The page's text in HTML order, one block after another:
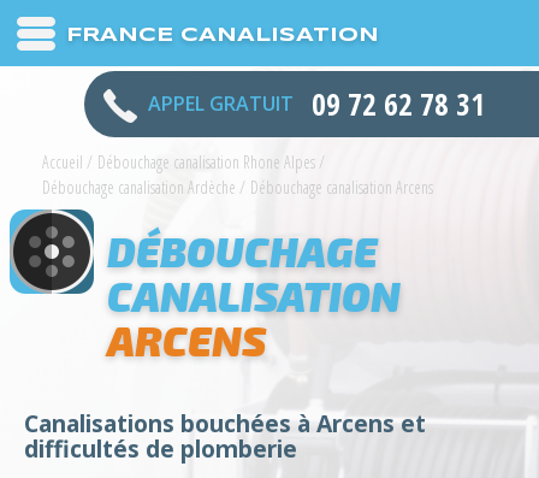
FRANCE CANALISATION
APPEL GRATUIT 09 72 62 78 31
Accueil / Débouchage canalisation Rhone Alpes/
Débouchage canalisation Ardèche / Débouchage canalisation Arcens
DÉBOUCHAGE
CANALISATION
ARCENS
Canalisations bouchées à Arcens et
difficultés de plomberie